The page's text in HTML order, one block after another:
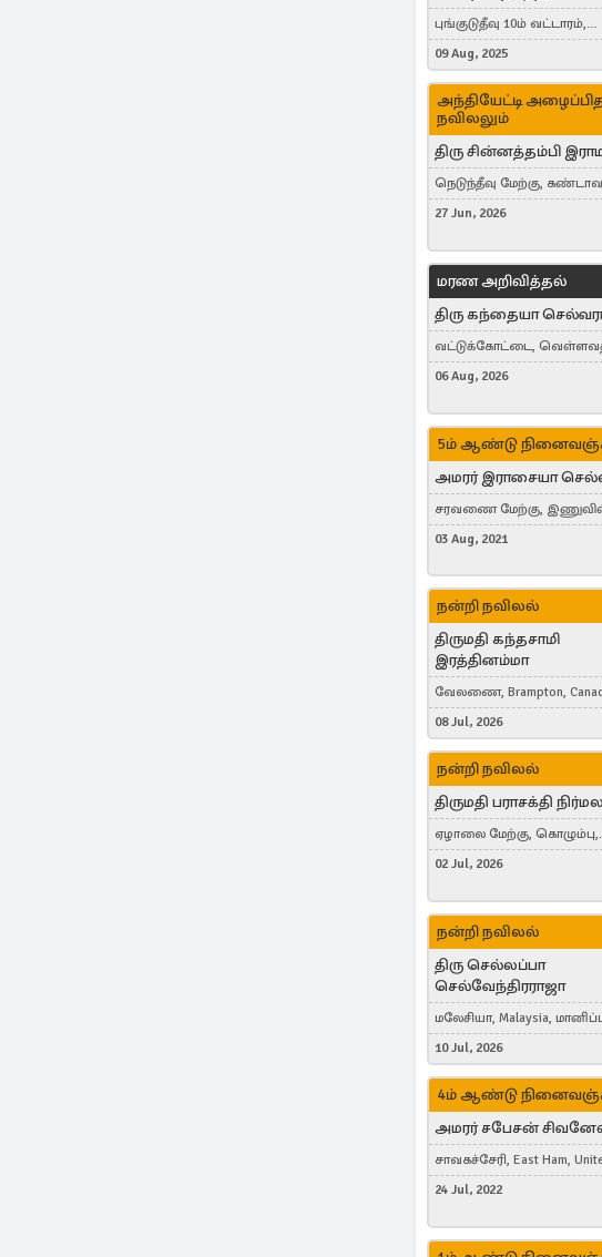
புங்குடுதீவு 10ம் வட்டாரம்,
கொள்ளுப்பிட்டி
09 Aug, 2025
அந்தியேட்டி
நவிலலும்
திரு சின்னத்தம்பி
நெடுந்தீவு மேற்கு,
27 Jun, 2026
மரண அறிவித்தல்
திரு கந்தையா
வட்டுக்கோட்டை,
Toronto, Canada
06 Aug, 2026
5ம் ஆண்டு
அமரர் இராசையா
சரவணை மேற்கு,
கிழக்கு
03 Aug, 2021
நன்றி நவிலல்
திருமதி கந்தசாமி
இரத்தினம்மா
வேலணை, Brampton,
08 Jul, 2026
நன்றி நவிலல்
திருமதி பராசக்தி
ஏழாலை மேற்கு, கொழும்பு,
தங்காலை, London, United
02 Jul, 2026
நன்றி நவிலல்
திரு செல்லப்பா
செல்வேந்திரராஜா
மலேசியா, Malaysia,
Duisburg, Germany, London,
Kingdom
10 Jul, 2026
4ம் ஆண்டு
அமரர் சபேசன்
சாவகச்சேரி, East Ham,
Kingdom
24 Jul, 2022